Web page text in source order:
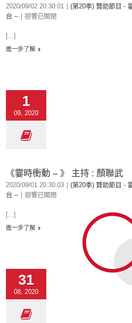
2020/09/02 20:30:01 (第20季) 贊助節目 -
台 --
迴響已關閉
[...]
進一步了解
1
09, 2020
《霎時衝動 – 》 主持 : 顏聯武
2020/09/01 20:30:03 (第20季) 贊助節目 -
台 --
迴響已關閉
[...]
進一步了解
31
08, 2020